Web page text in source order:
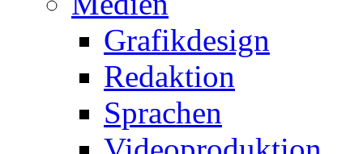
Grafikdesign
Redaktion
Sprachen